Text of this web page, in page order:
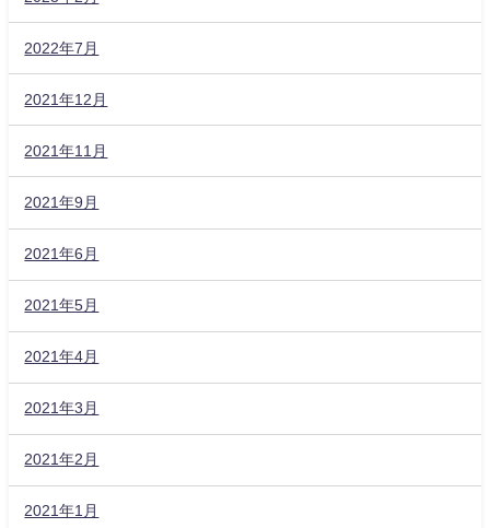
2022年7月
2021年12月
2021年11月
2021年9月
2021年6月
2021年5月
2021年4月
2021年3月
2021年2月
2021年1月